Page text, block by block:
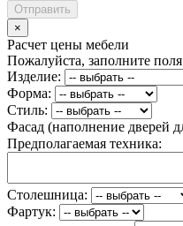
Отправить
×
Расчет цены мебели
Пожалуйста, заполните
Изделие:
Форма:
Стиль:
Фасад (наполнение дверей
Предполагаемая техника:
Столешница:
Фартук: